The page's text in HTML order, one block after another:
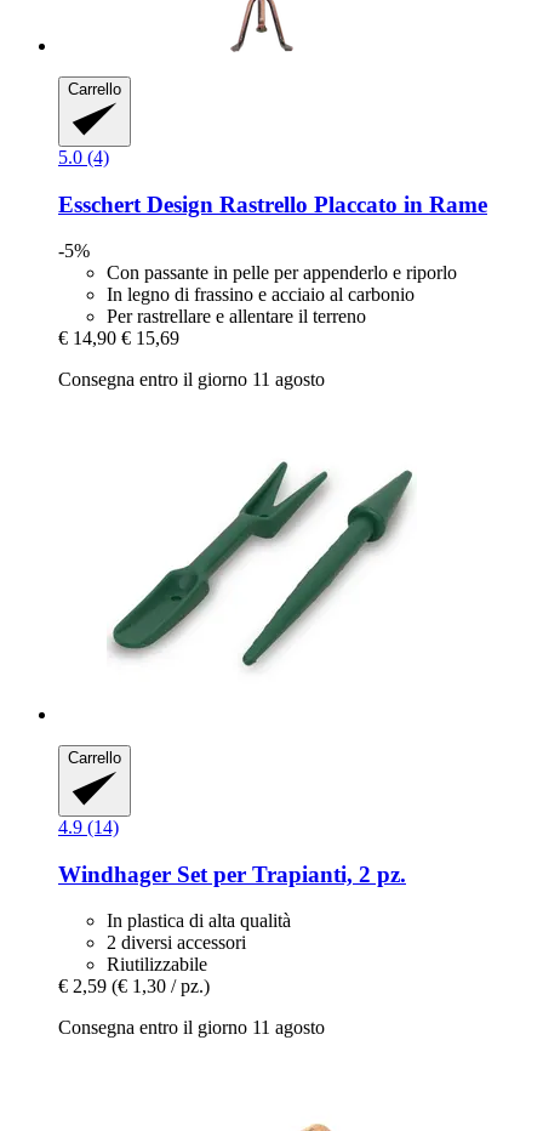
Carrello
5.0 (4)
Esschert Design Rastrello Placcato in Rame
-5%
Con passante in pelle per appenderlo e riporlo
In legno di frassino e acciaio al carbonio
Per rastrellare e allentare il terreno
€ 14,90 € 15,69
Consegna entro il giorno 11 agosto
Carrello
4.9 (14)
Windhager Set per Trapianti, 2 pz.
In plastica di alta qualità
2 diversi accessori
Riutilizzabile
€ 2,59 (€ 1,30 / pz.)
Consegna entro il giorno 11 agosto